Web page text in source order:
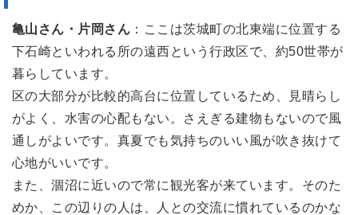
亀山さん・片岡さん ：ここは茨城町の北東端に位置する
下石崎といわれる所の遠西という行政区で、約50世帯が
暮らしています。
区の大部分が比較的高台に位置しているため、見晴らし
がよく、水害の心配もない。さえぎる建物もないので風
通しがよいです。真夏でも気持ちのいい風が吹き抜けて
心地がいいです。
また、涸沼に近いので常に観光客が来ています。そのた
めか、この辺りの人は、人との交流に慣れているのかな